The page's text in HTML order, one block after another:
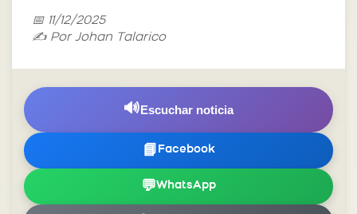
📅 11/12/2025
✍️ Por Johan Talarico
🔊Escuchar noticia
📘 Facebook
💬WhatsApp